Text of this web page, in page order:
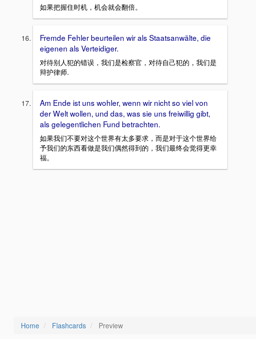
如果把握住时机，机会就会翻倍。
Fremde Fehler beurteilen wir als Staatsanwälte, die
eigenen als Verteidiger.
对待别人犯的错误，我们是检察官，对待自己犯的，我们是
辩护律师.
Am Ende ist uns wohler, wenn wir nicht so viel von
der Welt wollen, und das, was sie uns freiwillig gibt,
als gelegentlichen Fund betrachten.
如果我们不要对这个世界有太多要求，而是对于这个世界给
予我们的东西看做是我们偶然得到的，我们最终会觉得更幸
福。
Home Flashcards Preview